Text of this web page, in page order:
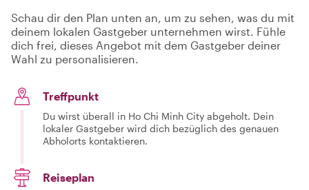
Schau dir den Plan unten an, um zu sehen, was du mit
deinem lokalen Gastgeber unternehmen wirst. Fühle
dich frei, dieses Angebot mit dem Gastgeber deiner
Wahl zu personalisieren.
Treffpunkt
Du wirst überall in Ho Chi Minh City abgeholt. Dein
lokaler Gastgeber wird dich bezüglich des genauen
Abholorts kontaktieren.
Reiseplan